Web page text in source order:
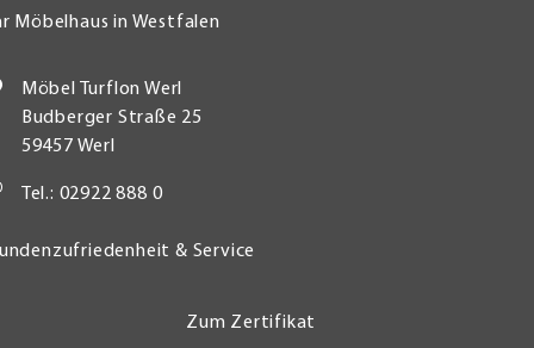
Möbelhaus in Westfalen
Möbel Turflon Werl
Budberger Straße 25
59457 Werl
Tel.: 02922 888 0
& Service
Zum Zertifikat